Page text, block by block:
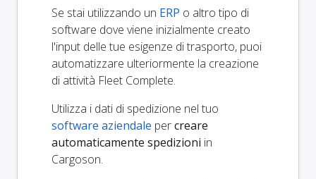
Se stai utilizzando un ERP o altro tipo di
software dove viene inizialmente creato
l'input delle tue esigenze di trasporto, puoi
automatizzare ulteriormente la creazione
di attività Fleet Complete.
Utilizza i dati di spedizione nel tuo
software aziendale percreare
automaticamente spedizioni in
Cargoson.